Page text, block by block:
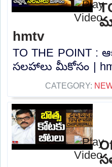
hmtv
TO THE POINT :
సలహాలు మీకోసం |
CATEGORY: